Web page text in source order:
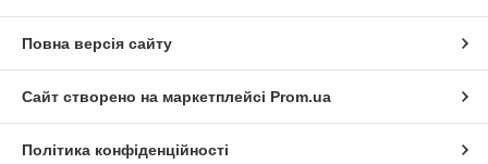
Повна версія сайту
Сайт створено на маркетплейсі Prom.ua
Політика конфіденційності